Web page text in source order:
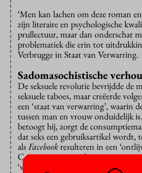
‘Men kan lachen om deze roman
zijn literaire en psychologische
prullectuur, maar dan onderschat
problematiek die erin tot
Verbrugge in Staat van Verwarring.
Sadomasochistische
De seksuele revolutie bevrijdde de
seksuele taboes, maar creëerde
een ‘staat van verwarring’, waarin
tussen man en vrouw onduidelijk
betoogt hij, zorgt de
dat seks een gebruiksartikel wordt,
alsFacebookresulteren in een
Contacten met andere mensen
‘virtueler’, tot seksuele contacten